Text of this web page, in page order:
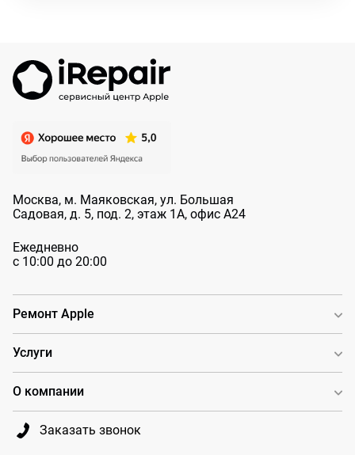
Москва, м. Маяковская, ул. Большая
Садовая, д. 5, под. 2, этаж 1А, офис А24
Ежедневно
с 10:00 до 20:00
Заказать звонок
Ремонт Apple
Услуги
О компании